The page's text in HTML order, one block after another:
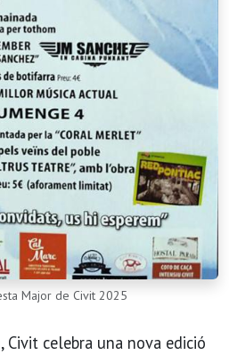
Major de Civit 2025
Civit celebra una nova edició